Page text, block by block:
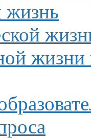
жизнь
жизни